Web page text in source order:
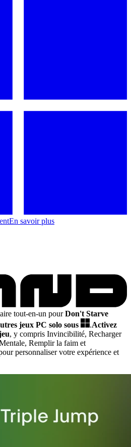
En savoir plus
tout-en-un pourDon't Starve
jeux PC solo sous .Activez
, y compris Invincibilité, Recharger
Remplir la faim et
personnaliser votre expérience et